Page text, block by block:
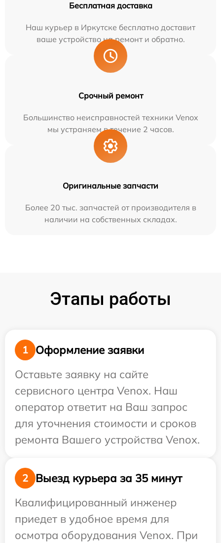
Бесплатная доставка
Наш курьер в Иркутске бесплатно доставит
ваше устройство на ремонт и обратно.
Срочный ремонт
Большинство неисправностей техники Venox
мы устраняем в течение 2 часов.
Оригинальные запчасти
Более 20 тыс. запчастей от производителя в
наличии на собственных складах.
Этапы работы
1
Оформление заявки
Оставьте заявку на сайте
сервисного центра Venox. Наш
оператор ответит на Ваш запрос
для уточнения стоимости и сроков
ремонта Вашего устройства Venox.
2
Выезд курьера за 35 минут
Квалифицированный инженер
приедет в удобное время для
осмотра оборудования Venox. При